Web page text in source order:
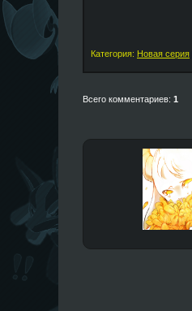
Категория: Новая серия
Всего комментариев: 1